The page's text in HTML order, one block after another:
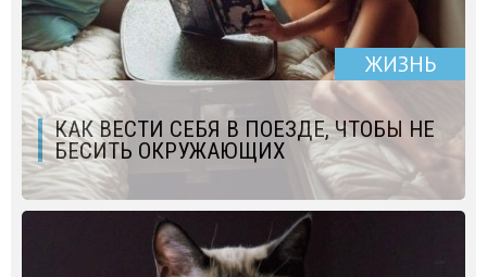
ЖИЗНЬ
КАК ВЕСТИ СЕБЯ В ПОЕЗДЕ, ЧТОБЫ НЕ
БЕСИТЬ ОКРУЖАЮЩИХ